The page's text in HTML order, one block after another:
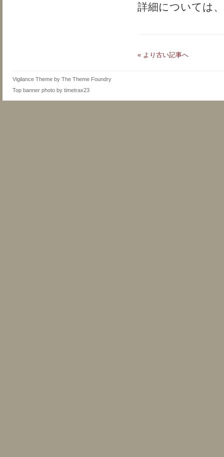
詳細については、
« より古い記事へ
Vigilance Theme by The Theme Foundry
Top banner photo by timetrax23